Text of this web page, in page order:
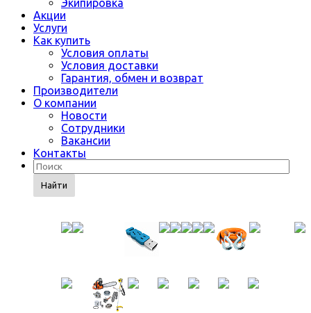
Экипировка
Акции
Услуги
Как купить
Условия оплаты
Условия доставки
Гарантия, обмен и возврат
Производители
О компании
Новости
Сотрудники
Вакансии
Контакты
Найти